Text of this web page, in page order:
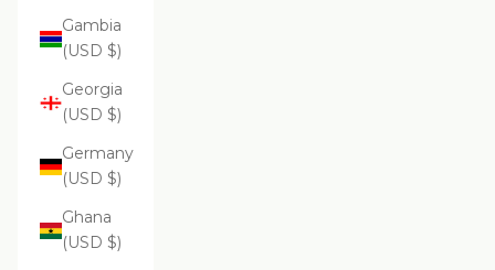
Gambia
(USD $)
Georgia
(USD $)
Germany
(USD $)
Ghana
(USD $)